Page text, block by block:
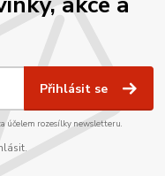
Přihlásit se
účelem rozesílky newsletteru.